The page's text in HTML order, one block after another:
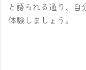
と語られる通り、
体験しましょう。